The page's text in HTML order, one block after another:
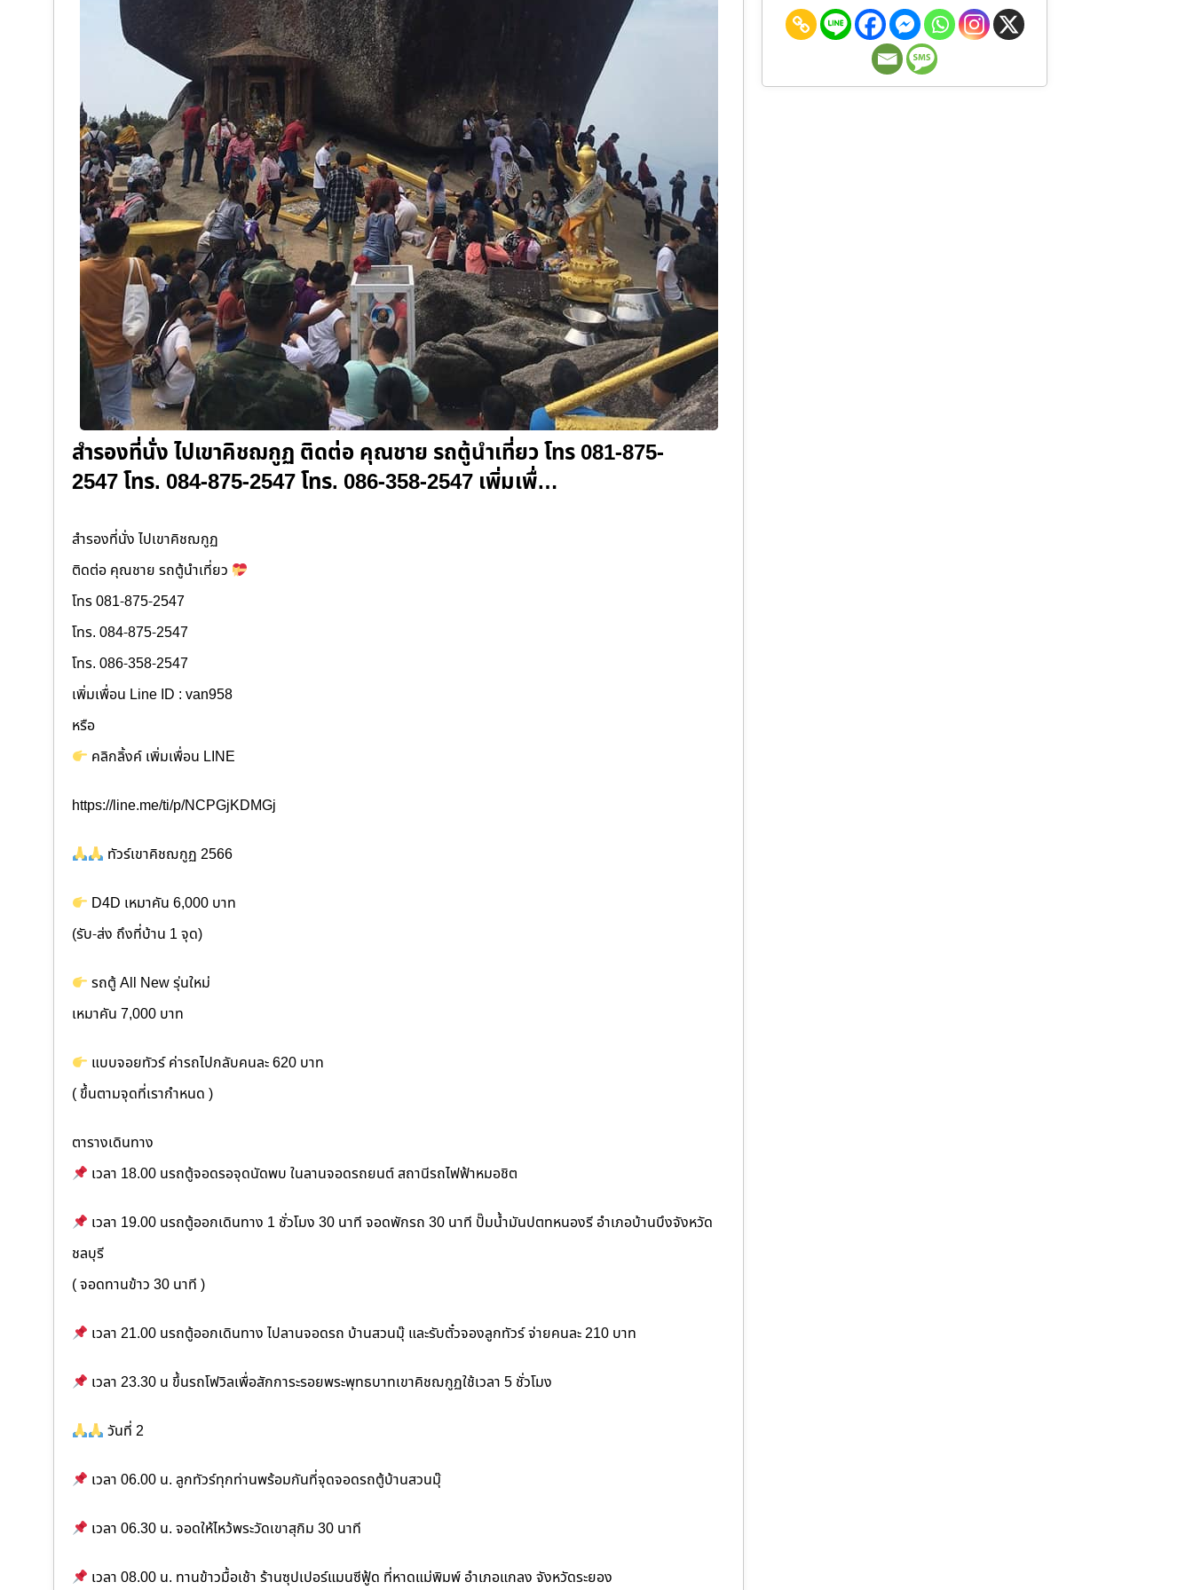
สำรองที่นั่ง ไปเขาคิชฌกูฏ ติดต่อ คุณชาย รถตู้นำเที่ยว โทร 081-875-
2547 โทร. 084-875-2547 โทร. 086-358-2547 เพิ่มเพื่…
สำรองที่นั่ง ไปเขาคิชฌกูฏ
ติดต่อ คุณชาย รถตู้นำเที่ยว
โทร 081-875-2547
โทร. 084-875-2547
โทร. 086-358-2547
เพิ่มเพื่อน Line ID : van958
หรือ
คลิกลิ้งค์ เพิ่มเพื่อน LINE
https://line.me/ti/p/NCPGjKDMGj
ทัวร์เขาคิชฌกูฏ 2566
D4D เหมาคัน 6,000 บาท
(รับ-ส่ง ถึงที่บ้าน 1 จุด)
รถตู้ All New รุ่นใหม่
เหมาคัน 7,000 บาท
แบบจอยทัวร์ ค่ารถไปกลับคนละ 620 บาท
( ขึ้นตามจุดที่เรากำหนด )
ตารางเดินทาง
เวลา 18.00 นรถตู้จอดรอจุดนัดพบ ในลานจอดรถยนต์ สถานีรถไฟฟ้าหมอชิต
เวลา 19.00 นรถตู้ออกเดินทาง 1 ชั่วโมง 30 นาที จอดพักรถ 30 นาที ปั๊มน้ำมันปตทหนองรี อำเภอบ้านบึงจังหวัด
ชลบุรี
( จอดทานข้าว 30 นาที )
เวลา 21.00 นรถตู้ออกเดินทาง ไปลานจอดรถ บ้านสวนมุ๊ และรับตั๋วจองลูกทัวร์ จ่ายคนละ 210 บาท
เวลา 23.30 น ขึ้นรถโฟวิลเพื่อสักการะรอยพระพุทธบาทเขาคิชฌกูฏใช้เวลา 5 ชั่วโมง
วันที่ 2
เวลา 06.00 น. ลูกทัวร์ทุกท่านพร้อมกันที่จุดจอดรถตู้บ้านสวนมุ๊
เวลา 06.30 น. จอดให้ไหว้พระวัดเขาสุกิม 30 นาที
เวลา 08.00 น. ทานข้าวมื้อเช้า ร้านซุปเปอร์แมนซีฟู้ด ที่หาดแม่พิมพ์ อำเภอแกลง จังหวัดระยอง